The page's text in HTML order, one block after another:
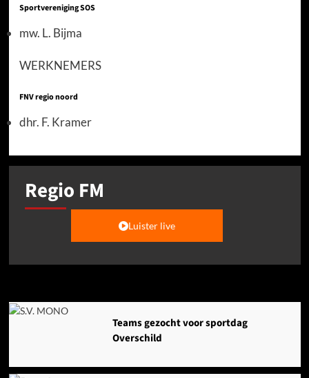
Sportvereniging SOS
mw. L. Bijma
WERKNEMERS
FNV regio noord
dhr. F. Kramer
Regio FM
Luister live
Agenda
Teams gezocht voor sportdag
Overschild